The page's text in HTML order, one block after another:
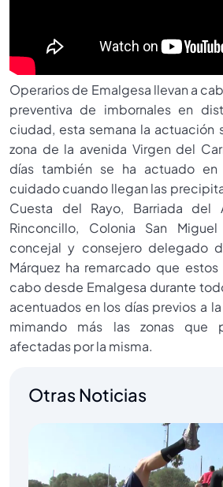
Operarios de Emalgesa llevan a
preventiva de imbornales en
ciudad, esta semana la actuación
zona de la avenida Virgen del
días también se ha actuado en
cuidado cuando llegan las
Cuesta del Rayo, Barriada del
Rinconcillo, Colonia San
concejal y consejero delegado
Márquez ha remarcado que
cabo desde Emalgesa durante
acentuados en los días previos a
mimando más las zonas que
afectadas por la misma.
Otras Noticias